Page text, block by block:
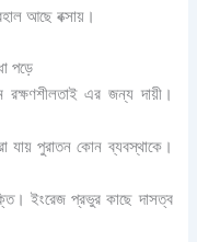
আছে বক্সায়।
পড়ে
রক্ষণশীলতাই এর জন্য দায়ী।
যায় পুরাতন কোন ব্যবস্থাকে।
ইংরেজ প্রভুর কাছে দাসত্ব